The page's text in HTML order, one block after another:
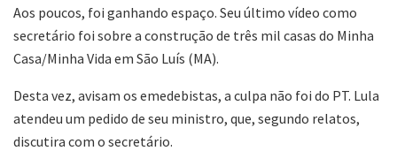
Aos poucos, foi ganhando espaço. Seu último vídeo como
secretário foi sobre a construção de três mil casas do Minha
Casa/Minha Vida em São Luís (MA).
Desta vez, avisam os emedebistas, a culpa não foi do PT. Lula
atendeu um pedido de seu ministro, que, segundo relatos,
discutira com o secretário.